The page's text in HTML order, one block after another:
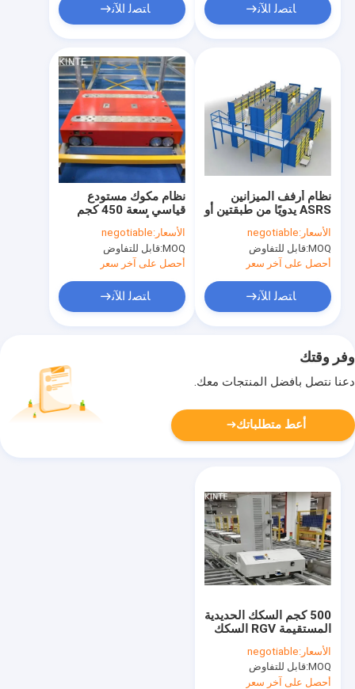
ﺎﺘﺼﻟ ﺍﻶﻧ ﺎﺘﺼﻟ ﺍﻶﻧ
نظام مكوك مستودع
قياسي سعة 450 كجم
MHS
الأسعار:negotiable
MOQ: قابل للتفاوض
أحصل على آخر سعر
ﺎﺘﺼﻟ ﺍﻶﻧ
نظام أرفف الميزانين
ASRS يدويًا من طبقتين أو
ثلاث طبقات MHS
الأسعار:negotiable
MOQ: قابل للتفاوض
أحصل على آخر سعر
ﺎﺘﺼﻟ ﺍﻶﻧ
وفر وقتك
دعنا نتصل بأفضل المنتجات معك.
أعط متطلباتك
500 كجم السكك الحديدية
المستقيمة RGV السكك
MHS دعم التخزين البارد
الأسعار:negotiable
MOQ: قابل للتفاوض
أحصل على آخر سعر